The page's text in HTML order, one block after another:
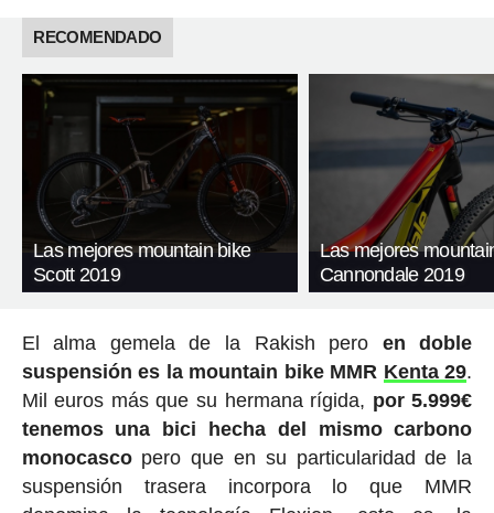
RECOMENDADO
Las mejores mountain bike
Scott 2019
Las mejores
Cannondale 2019
El alma gemela de la Rakish pero en doble
suspensión es la mountain bike MMR Kenta 29.
Mil euros más que su hermana rígida, por 5.999€
tenemos una bici hecha del mismo carbono
monocascopero que en su particularidad de la
suspensión trasera incorpora lo que MMR